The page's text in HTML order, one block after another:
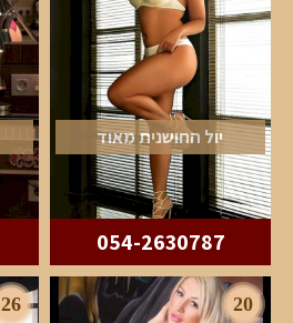
יול החושנית מאוד
054-2630787
20
26